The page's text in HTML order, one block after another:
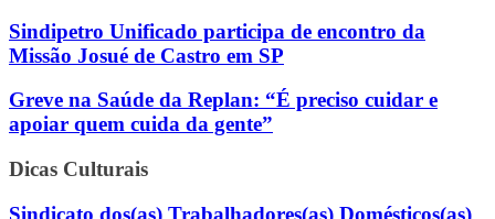
Sindipetro Unificado participa de encontro da
Missão Josué de Castro em SP
Greve na Saúde da Replan: “É preciso cuidar e
apoiar quem cuida da gente”
Dicas Culturais
Sindicato dos(as) Trabalhadores(as) Domésticos(as)